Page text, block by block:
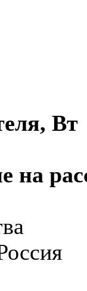
Вт
на